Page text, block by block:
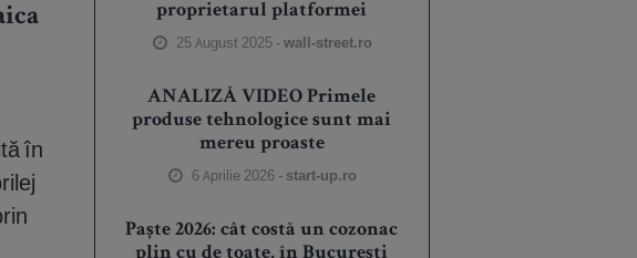
în
proprietarul platformei
25 August 2025 -wall-street.ro
ANALIZĂ VIDEO Primele
produse tehnologice sunt mai
mereu proaste
6 Aprilie 2026 - start-up.ro
Paște 2026: cât costă un cozonac
plin cu de toate, în București